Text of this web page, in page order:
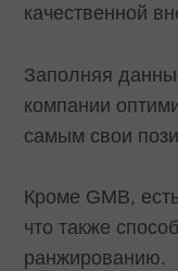
качественной
Заполняя
компании
самым свои
Кроме GMB,
что также
ранжированию.